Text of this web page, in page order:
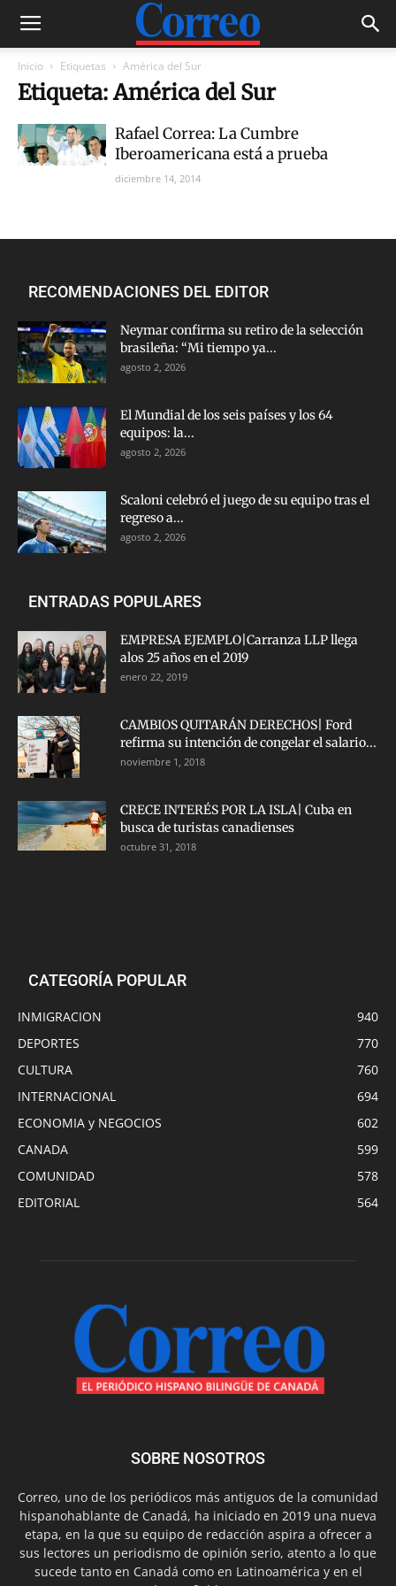
Inicio Etiquetas América del Sur
Etiqueta: América del Sur
Rafael Correa: La Cumbre
Iberoamericana está a prueba
diciembre 14, 2014
RECOMENDACIONES DEL EDITOR
Neymar confirma su retiro de la selección
brasileña: “Mi tiempo ya...
agosto 2, 2026
El Mundial de los seis países y los 64
equipos: la...
agosto 2, 2026
Scaloni celebró el juego de su equipo tras el
regreso a...
agosto 2, 2026
ENTRADAS POPULARES
EMPRESA EJEMPLO|Carranza LLP llega
alos 25 años en el 2019
enero 22, 2019
CAMBIOS QUITARÁN DERECHOS| Ford
refirma su intención de congelar el salario...
noviembre 1, 2018
CRECE INTERÉS POR LA ISLA| Cuba en
busca de turistas canadienses
octubre 31, 2018
CATEGORÍA POPULAR
INMIGRACION
940
DEPORTES
770
CULTURA
760
INTERNACIONAL
694
ECONOMIA y NEGOCIOS
602
CANADA
599
COMUNIDAD
578
EDITORIAL
564
SOBRE NOSOTROS
Correo, uno de los periódicos más antiguos de la comunidad
hispanohablante de Canadá, ha iniciado en 2019 una nueva
etapa, en la que su equipo de redacción aspira a ofrecer a
sus lectores un periodismo de opinión serio, atento a lo que
sucede tanto en Canadá como en Latinoamérica y en el